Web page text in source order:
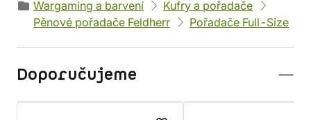
Wargaming a barvení
Kufry a pořadače
Pěnové pořadače Feldherr
Pořadače Full-Size
Doporučujeme